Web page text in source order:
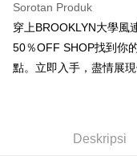
Plus PAY
OP Pay Later
Deskripsi
pengguna Taiwan Mobile
Pertama, Mengenai
Sorotan Produk
穿上BROOKLYN大學風
50％OFF SHOP找到你
點。立即入手，盡情展現
Deskripsi